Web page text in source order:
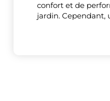
confort et de
jardin. Cependant,